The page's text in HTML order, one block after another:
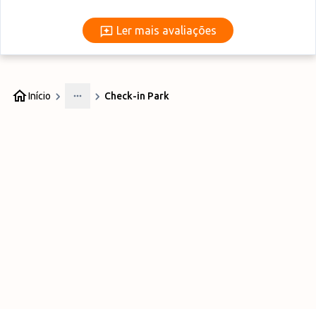
Ler mais avaliações
Ler mais avaliações
Início
More
Check-in Park